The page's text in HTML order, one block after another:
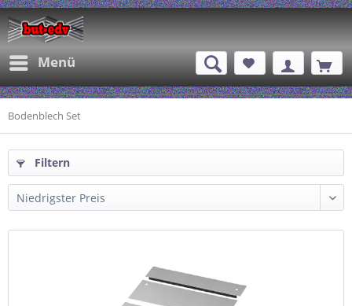
Menü
Bodenblech Set
Filtern